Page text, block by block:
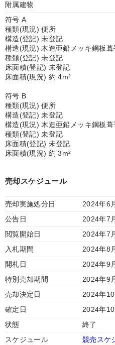
附属建物
符号 A
種類(現況) 便所
構造(登記) 未登記
構造(現況) 木造亜鉛メッキ鋼板葺
種類(登記) 未登記
床面積(登記) 未登記
床面積(現況) 約 4m²
符号 B
種類(現況) 便所
構造(登記) 未登記
構造(現況) 木造亜鉛メッキ鋼板葺
種類(登記) 未登記
床面積(登記) 未登記
床面積(現況) 約 3m²
売却スケジュール
売却実施処分日
2024年6
公告日
2024年7
閲覧開始日
2024年7
入札期間
2024年8
開札日
2024年9
特別売却期間
2024年9
売却決定日
2024年
確定日
2024年
状態
終了
スケジュール
競売スケ